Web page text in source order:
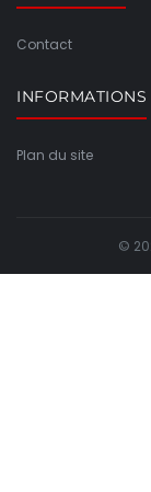
Contact
INFORMATIONS
Plan du site
©